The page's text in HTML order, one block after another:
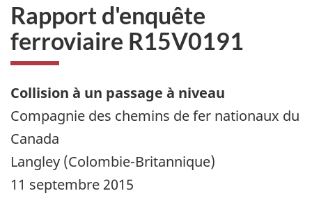
Rapport d'enquête
ferroviaire R15V0191
Collision à un passage à niveau
Compagnie des chemins de fer nationaux du
Canada
Langley (Colombie-Britannique)
11 septembre 2015